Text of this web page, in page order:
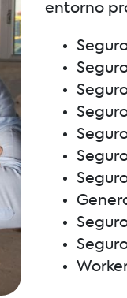
entorno